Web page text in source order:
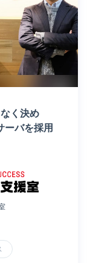
く決め
ーバを採用